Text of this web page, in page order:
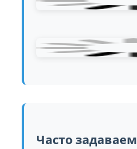
Часто